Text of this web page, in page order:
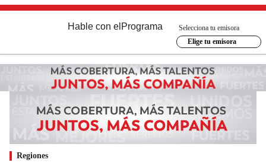
Hable con el Programa
Selecciona tu emisora
Elige tu emisora
Regiones